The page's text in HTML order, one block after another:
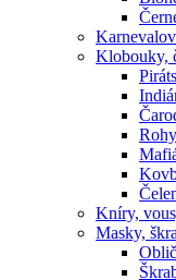
Klobouky,
Kníry,
Masky,